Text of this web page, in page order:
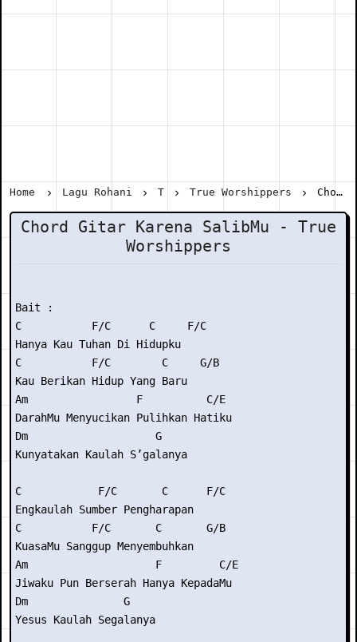
Home Lagu Rohani T True Worshippers Chord Gitar Karena SalibMu - True Worshippers
Chord Gitar Karena SalibMu - True
Worshippers
Bait :
C           F/C      C     F/C
Hanya Kau Tuhan Di Hidupku
C           F/C        C     G/B
Kau Berikan Hidup Yang Baru
Am                 F          C/E
DarahMu Menyucikan Pulihkan Hatiku
Dm                    G
Kunyatakan Kaulah S’galanya
C            F/C       C      F/C
Engkaulah Sumber Pengharapan
C           F/C       C       G/B
KuasaMu Sanggup Menyembuhkan
Am                    F         C/E
Jiwaku Pun Berserah Hanya KepadaMu
Dm               G
Yesus Kaulah Segalanya